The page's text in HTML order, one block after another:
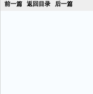
前一篇
返回目录 后一篇